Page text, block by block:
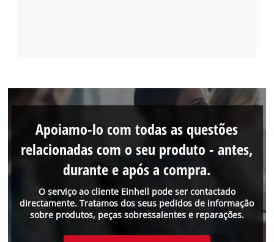
O serviço ao cliente Einhell pode ser contactado
directamente. Tratamos dos seus pedidos de informação
sobre produtos, peças sobressalentes e reparações.
Apoiamo-lo com todas as questões
relacionadas com o seu produto - antes,
durante e após a compra.